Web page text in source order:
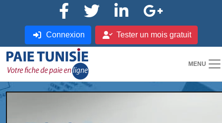
Connexion Tester un mois gratuit
MENU